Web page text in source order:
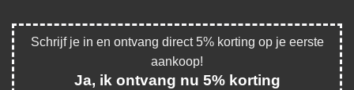
Schrijf je in en ontvang direct 5% korting op je eerste
aankoop!
Ja, ik ontvang nu 5% korting